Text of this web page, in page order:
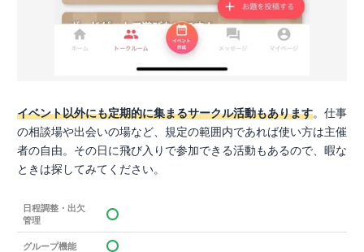
イベント以外にも定期的に集まるサークル活動もあります。仕事
の相談場や出会いの場など、規定の範囲内であれば使い方は主催
者の自由。その日に飛び入りで参加できる活動もあるので、暇な
ときは探してみてください。
日程調整・出欠
管理
グループ機能